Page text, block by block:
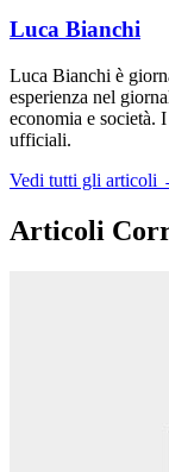
Luca Bianchi
Luca Bianchi è
esperienza nel
economia e società.
ufficiali.
Vedi tutti gli articoli
Articoli